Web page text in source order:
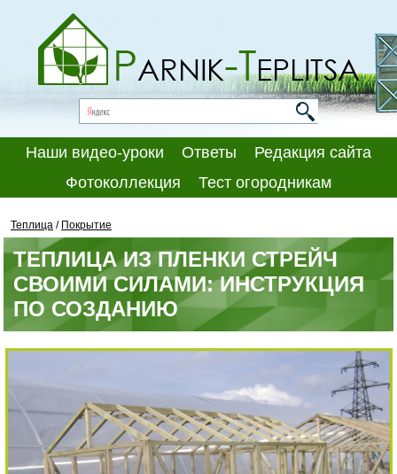
Наши видео-уроки Ответы
Редакция сайта
Фотоколлекция
Тест огородникам
Теплица / Покрытие
ТЕПЛИЦА ИЗ ПЛЕНКИ СТРЕЙЧ
СВОИМИ СИЛАМИ: ИНСТРУКЦИЯ
ПО СОЗДАНИЮ